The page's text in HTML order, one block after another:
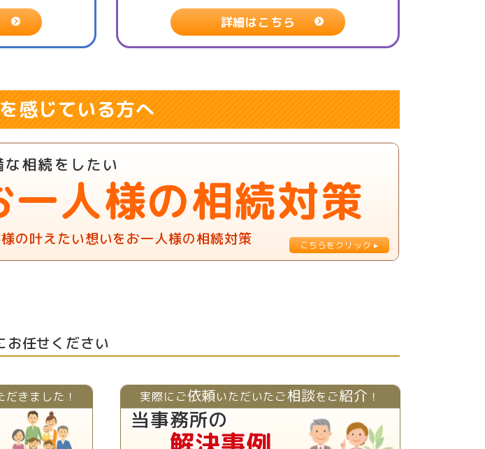
詳細はこちら
感じている方へ
な相続をしたい
一人様の相続対策
の叶えたい想いをお一人様の相続対策
お任せください
だきました！
当事務所の
実際にご依頼いただいたご相談をご紹介 ！